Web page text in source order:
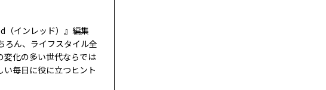
（インレッド）』編集
ろん、ライフスタイル全
化の多い世代ならでは
毎日に役に立つヒント